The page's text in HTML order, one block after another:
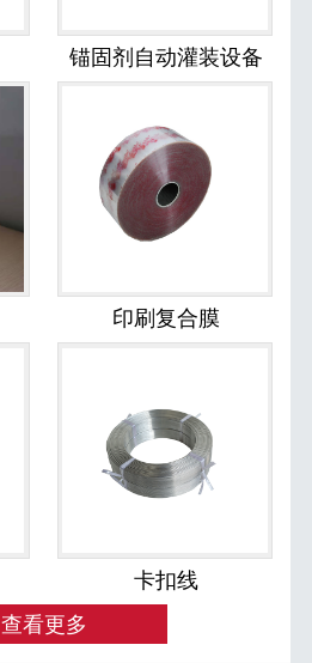
锚固剂自动灌装设备
印刷复合膜
卡扣线
查看更多